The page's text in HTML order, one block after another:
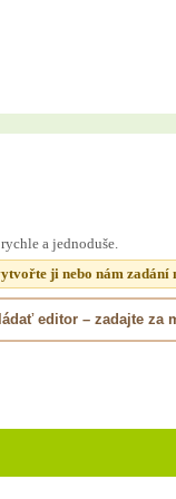
a jednoduše.
ji nebo nám zadání
editor – zadajte za